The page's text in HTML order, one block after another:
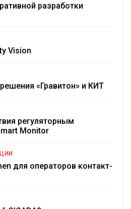
разработки
Vision
«Гравитон» и КИТ
регуляторным
Monitor
для операторов контакт-